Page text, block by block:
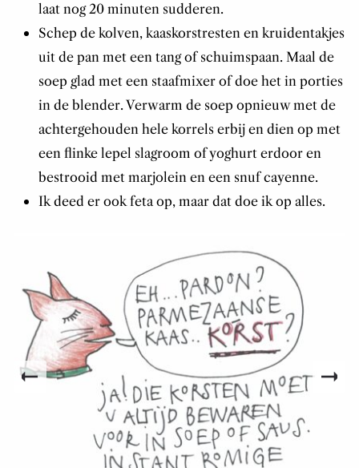
laat nog 20 minuten sudderen.
Schep de kolven, kaaskorstresten en kruidentakjes
uit de pan met een tang of schuimspaan. Maal de
soep glad met een staafmixer of doe het in porties
in de blender. Verwarm de soep opnieuw met de
achtergehouden hele korrels erbij en dien op met
een flinke lepel slagroom of yoghurt erdoor en
bestrooid met marjolein en een snuf cayenne.
Ik deed er ook feta op, maar dat doe ik op alles.